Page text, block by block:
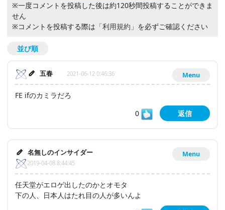
※一度コメントを投稿した後は約120秒間投稿することができま
せん
※コメントを投稿する際は 「利用規約」 を必ずご確認ください
並び順
Menu
五春 2021-06-12 0:46:36
FE ifのカミラだろ
0
返信
Menu
名無しのインサイダー
2019-04-08 8:44:45
任天堂がエロゲ出したのかとオモタ
下の人、日本人はたれ目の人が多いんよ